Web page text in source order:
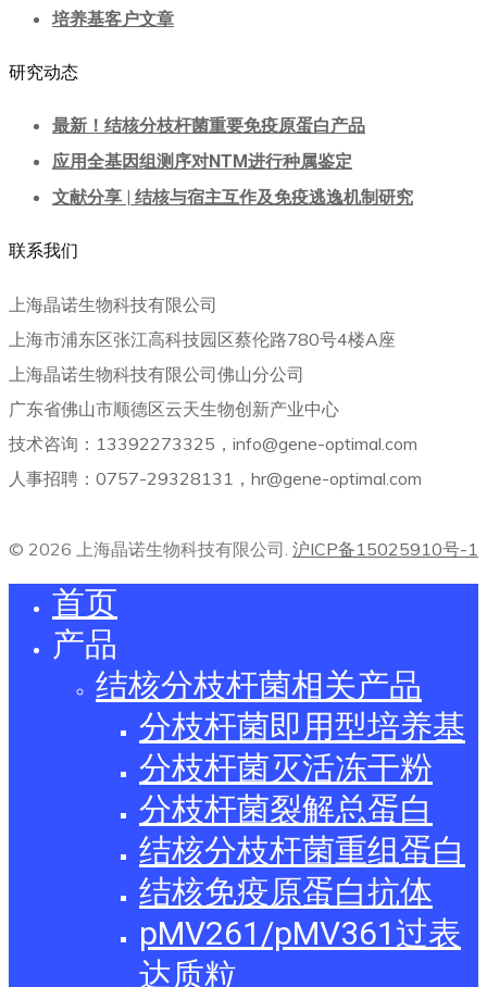
培养基客户文章
研究动态
最新！结核分枝杆菌重要免疫原蛋白产品
应用全基因组测序对NTM进行种属鉴定
文献分享 | 结核与宿主互作及免疫逃逸机制研究
联系我们
上海晶诺生物科技有限公司
上海市浦东区张江高科技园区蔡伦路780号4楼A座
上海晶诺生物科技有限公司佛山分公司
广东省佛山市顺德区云天生物创新产业中心
技术咨询：13392273325，info@gene-optimal.com
人事招聘：0757-29328131，hr@gene-optimal.com
© 2026 上海晶诺生物科技有限公司. 沪ICP备15025910号-1
首页
产品
结核分枝杆菌相关产品
分枝杆菌即用型培养基
分枝杆菌灭活冻干粉
分枝杆菌裂解总蛋白
结核分枝杆菌重组蛋白
结核免疫原蛋白抗体
pMV261/pMV361过表
达质粒